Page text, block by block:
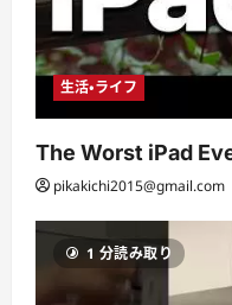
生活・ライフ
The Worst iPad
pikakichi2015@gmail.com
1 分読み取り